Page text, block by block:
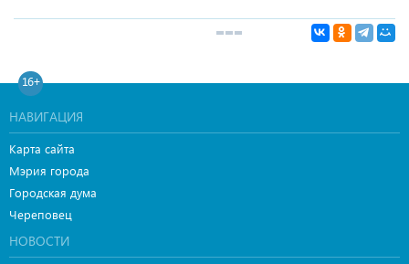
16+
НАВИГАЦИЯ
Карта сайта
Мэрия города
Городская дума
Череповец
НОВОСТИ